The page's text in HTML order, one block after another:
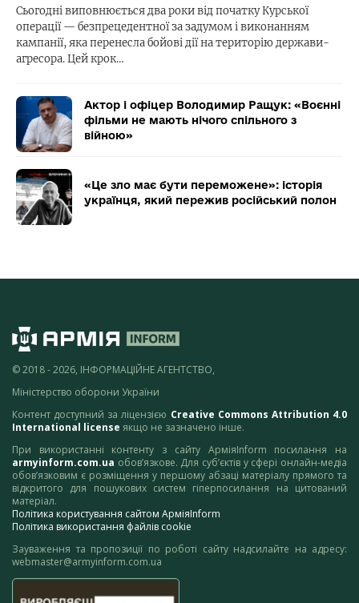
Сьогодні виповнюється два роки від початку Курської
операції — безпрецедентної за задумом і виконанням
кампанії, яка перенесла бойові дії на територію держави-
агресора. Цей крок…
Актор і офіцер Володимир Ращук: «Воєнні
фільми не мають нічого спільного з
війною»
«Це зло має бути переможене»: історія
українця, який пережив російський полон
© 2018 - 2026, ІНФОРМАЦІЙНЕ АГЕНТСТВО,
Міністерство оборони України
Контент доступний за ліцензією Creative Commons Attribution 4.0
International license якщо не зазначено інше.
При використанні контенту з сайту АрміяInform посилання на
armyinform.com.ua обов’язкове. Для суб’єктів у сфері онлайн-медіа
обов’язковим є розміщення у першому абзаці матеріалу прямого та
відкритого для пошукових систем гіперпосилання на цитований
матеріал.
Політика користування сайтом АрміяInform
Політика використання файлів cookie
Зауваження та пропозиції по роботі сайту надсилайте на адресу:
webmaster@armyinform.com.ua